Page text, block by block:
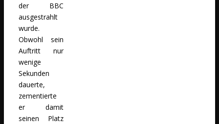
der BBC
ausgestrahlt
wurde.
Obwohl sein
Auftritt nur
wenige
Sekunden
dauerte,
zementierte
er damit
seinen Platz